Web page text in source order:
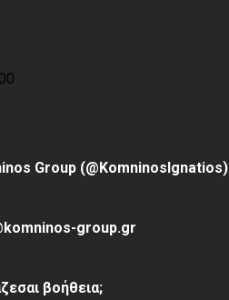
Group (@KomninosIgnatios)
group.gr
βοήθεια;